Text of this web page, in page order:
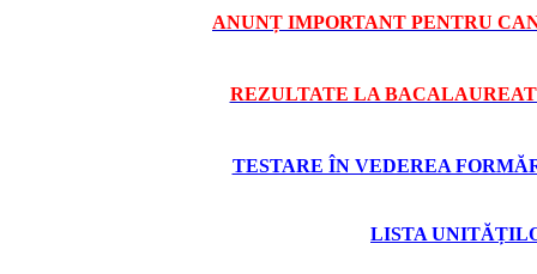
ANUNȚ IMPORTANT PENTRU
REZULTATE LA
TESTARE ÎN VEDEREA
LISTA